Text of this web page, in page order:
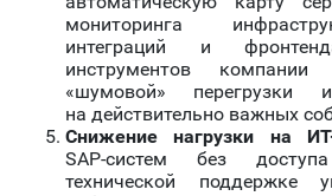
мониторинга
интеграций и
инструментов компании
«шумовой» перегрузки и
на действительно важных
Снижение нагрузки на
SAP-систем без
технической поддержке